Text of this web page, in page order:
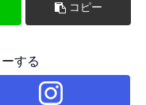
コピー
する